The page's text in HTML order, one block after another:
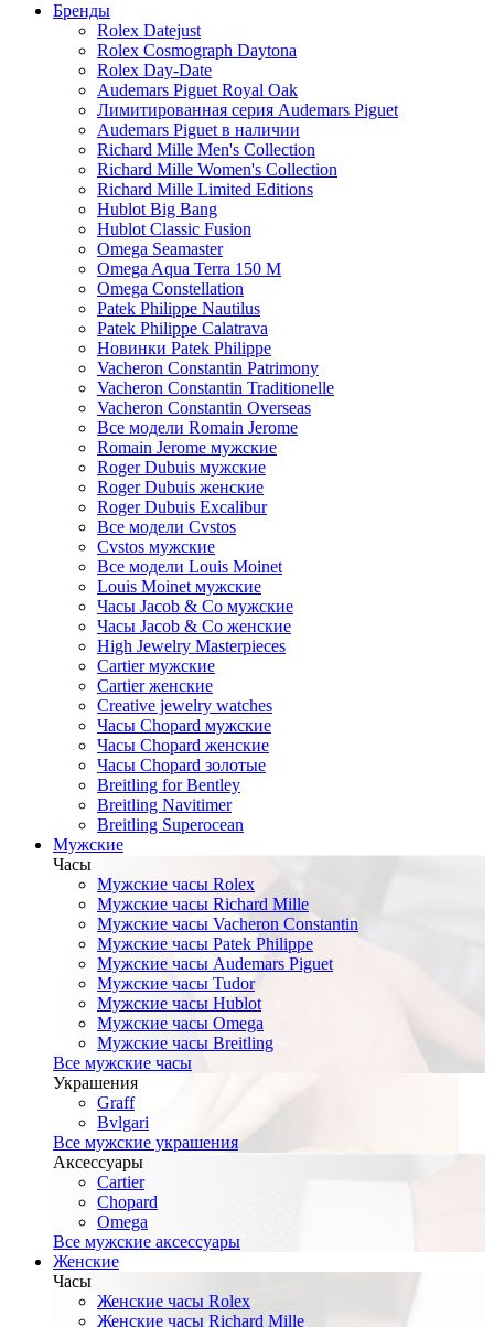
Бренды
Rolex Datejust
Rolex Cosmograph Daytona
Rolex Day-Date
Audemars Piguet Royal Oak
Лимитированная серия Audemars Piguet
Audemars Piguet в наличии
Richard Mille Men's Collection
Richard Mille Women's Collection
Richard Mille Limited Editions
Hublot Big Bang
Hublot Classic Fusion
Omega Seamaster
Omega Aqua Terra 150 M
Omega Constellation
Patek Philippe Nautilus
Patek Philippe Calatrava
Новинки Patek Philippe
Vacheron Constantin Patrimony
Vacheron Constantin Traditionelle
Vacheron Constantin Overseas
Все модели Romain Jerome
Romain Jerome мужские
Roger Dubuis мужские
Roger Dubuis женские
Roger Dubuis Excalibur
Все модели Cvstos
Cvstos мужские
Все модели Louis Moinet
Louis Moinet мужские
Часы Jacob & Co мужские
Часы Jacob & Co женские
High Jewelry Masterpieces
Cartier мужские
Cartier женские
Creative jewelry watches
Часы Chopard мужские
Часы Сhopard женские
Часы Сhopard золотые
Breitling for Bentley
Breitling Navitimer
Breitling Superocean
Мужские
Часы
Мужские часы Rolex
Мужские часы Richard Mille
Мужские часы Vacheron Constantin
Мужские часы Patek Philippe
Мужские часы Audemars Piguet
Мужские часы Tudor
Мужские часы Hublot
Мужские часы Omega
Мужские часы Breitling
Все мужские часы
Украшения
Graff
Bvlgari
Все мужские украшения
Аксессуары
Cartier
Chopard
Omega
Все мужские аксессуары
Женские
Часы
Женские часы Rolex
Женские часы Richard Mille